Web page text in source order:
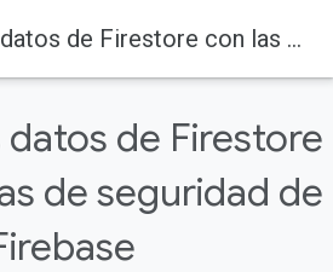
Protege tus datos de Firestore con las reglas de seguridad de Firebase
de Firestore
de seguridad de